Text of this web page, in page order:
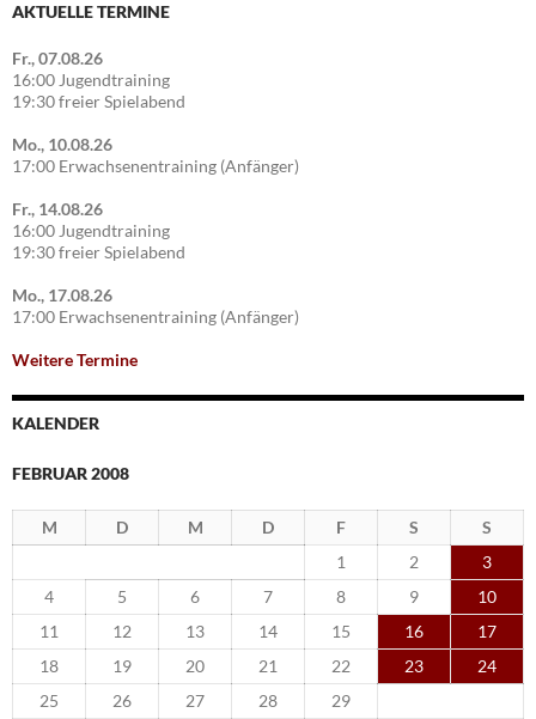
AKTUELLE TERMINE
Fr., 07.08.26
16:00 Jugendtraining
19:30 freier Spielabend
Mo., 10.08.26
17:00 Erwachsenentraining (Anfänger)
Fr., 14.08.26
16:00 Jugendtraining
19:30 freier Spielabend
Mo., 17.08.26
17:00 Erwachsenentraining (Anfänger)
Weitere Termine
KALENDER
FEBRUAR 2008
M D M D F S
S
1
2
3
4
5 6 7 8 9
10
11
12 13 14 15 16
17
18
19 20 21 22 23
24
25
26 27 28
29